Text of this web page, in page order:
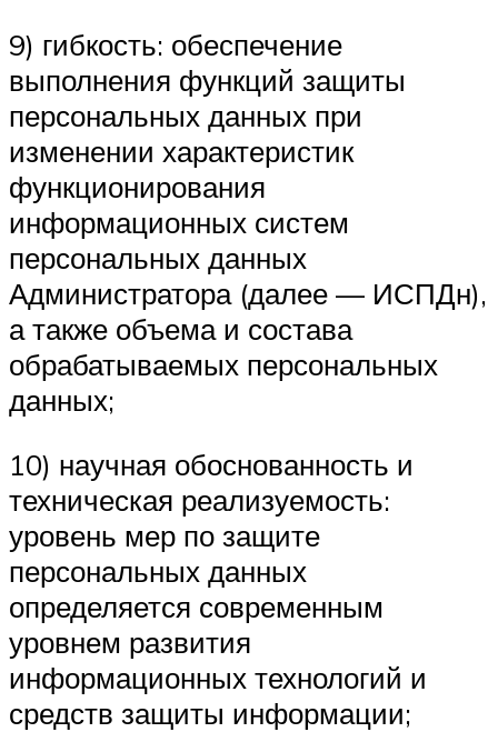
9) гибкость: обеспечение
выполнения функций защиты
персональных данных при
изменении характеристик
функционирования
информационных систем
персональных данных
Администратора (далее — ИСПДн),
а также объема и состава
обрабатываемых персональных
данных;
10) научная обоснованность и
техническая реализуемость:
уровень мер по защите
персональных данных
определяется современным
уровнем развития
информационных технологий и
средств защиты информации;